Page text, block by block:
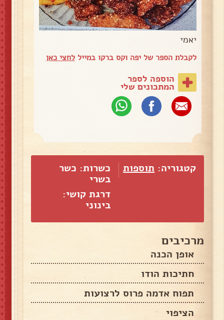
יאמי
לקבלת הספר של יפה וקס ברקו במייללחצי כאן
הוספה לספר
המתכונים שלי
קטגוריה: תוספות
כשרות: כשר
בשרי
דרגת קושי:
בינוני
מרכיבים
אופן הכנה
חתיכות הודו
תפוח אדמה פרוס לרצועות
הציפוי